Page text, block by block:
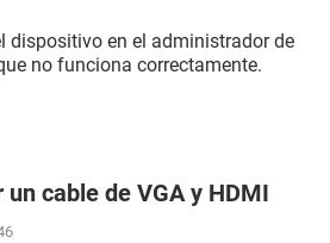
dispositivo en el administrador de
no funciona correctamente.
cable de VGA y HDMI